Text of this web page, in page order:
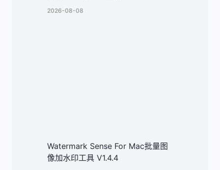
2026-08-08
Watermark Sense For Mac批量图
像加水印工具 V1.4.4